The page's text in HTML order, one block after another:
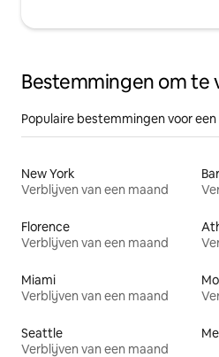
Bestemmingen om te
Populaire bestemmingen voor
New York
Verblijven van een maand
Florence
Verblijven van een maand
Miami
Verblijven van een maand
Seattle
Verblijven van een maand